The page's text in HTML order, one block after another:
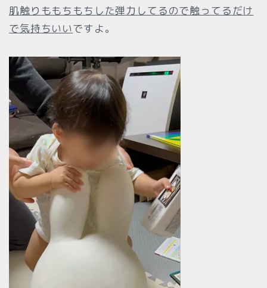
肌触りももちもちした弾力してるので触ってるだけ
で気持ちいいですよ。